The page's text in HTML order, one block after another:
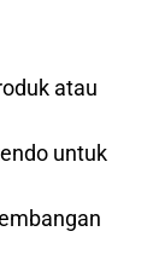
atau
untuk